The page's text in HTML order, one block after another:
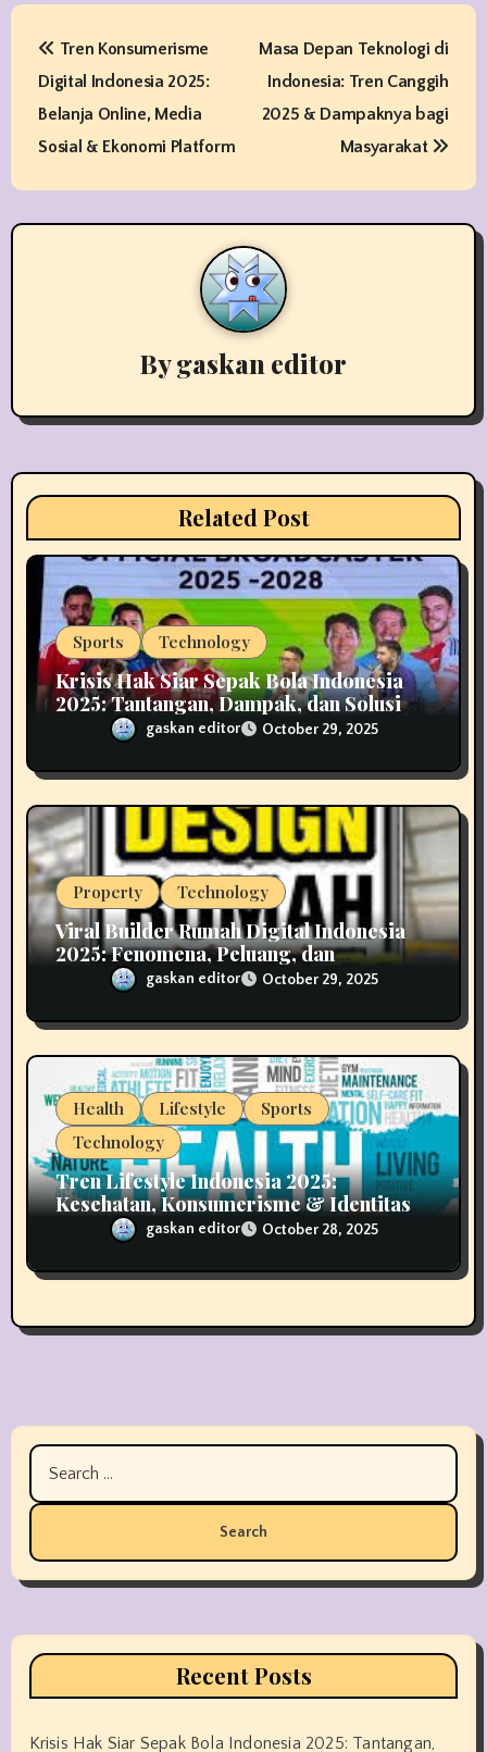
P
n
a
a
t
o
Tren Konsumerisme
Digital Indonesia 2025:
Belanja Online, Media
Sosial & Ekonomi Platform
Masa Depan Teknologi di
Indonesia: Tren Canggih
2025 & Dampaknya bagi
Masyarakat
Bygaskan editor
Related Post
Sports Technology
Krisis Hak Siar Sepak Bola Indonesia
2025: Tantangan, Dampak, dan Solusi
Industri Mediagaskan editor October 29, 2025
Property Technology
Viral Builder Rumah Digital Indonesia
2025: Fenomena, Peluang, dan
Implikasinyagaskan editor October 29, 2025
Health Lifestyle
Sports
Technology
Tren Lifestyle Indonesia 2025:
Kesehatan, Konsumerisme & Identitas
Generasi Mudagaskan editor October 28, 2025
Search
for:
Recent Posts
Krisis Hak Siar Sepak Bola Indonesia 2025: Tantangan,